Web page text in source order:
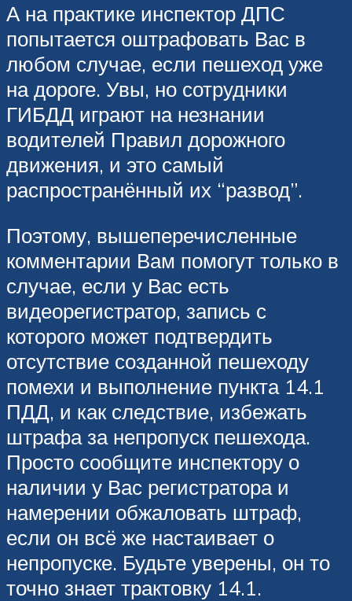
А на практике инспектор ДПС
попытается оштрафовать Вас в
любом случае, если пешеход уже
на дороге. Увы, но сотрудники
ГИБДД играют на незнании
водителей Правил дорожного
движения, и это самый
распространённый их “развод”.
Поэтому, вышеперечисленные
комментарии Вам помогут только в
случае, если у Вас есть
видеорегистратор, запись с
которого может подтвердить
отсутствие созданной пешеходу
помехи и выполнение пункта 14.1
ПДД, и как следствие, избежать
штрафа за непропуск пешехода.
Просто сообщите инспектору о
наличии у Вас регистратора и
намерении обжаловать штраф,
если он всё же настаивает о
непропуске. Будьте уверены, он то
точно знает трактовку 14.1.